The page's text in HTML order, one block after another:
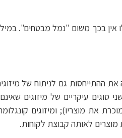
אין בכך משום "נמל מבטחים".
מרחיבה את ההתייחסות גם לניתוח של
עיקריים של מיזוגים שאינם
את מוצריו); ומיזוגים
לאותה קבוצת לקוחות.